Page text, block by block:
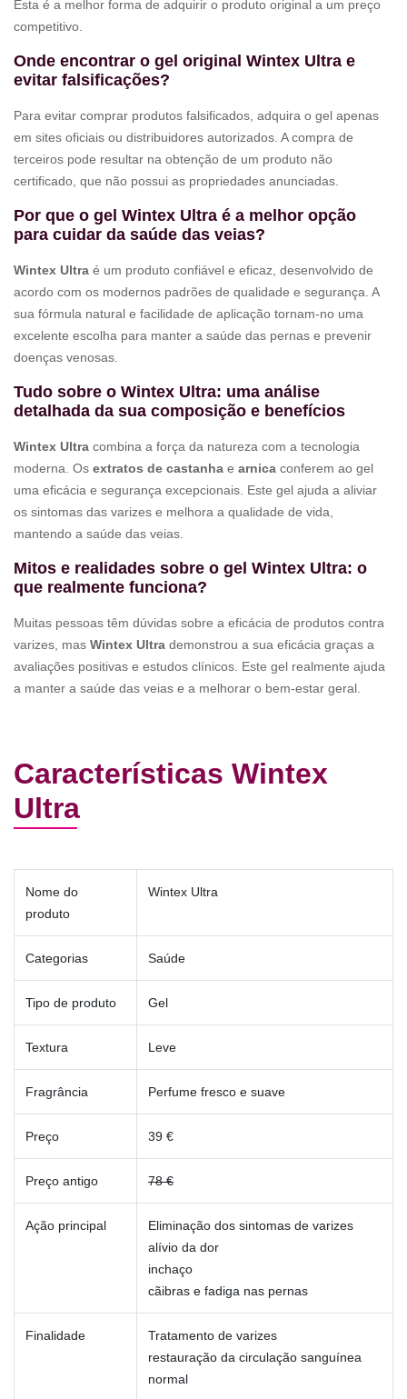
Esta é a melhor forma de adquirir o produto original a um preço
competitivo.
Onde encontrar o gel original Wintex Ultra e
evitar falsificações?
Para evitar comprar produtos falsificados, adquira o gel apenas
em sites oficiais ou distribuidores autorizados. A compra de
terceiros pode resultar na obtenção de um produto não
certificado, que não possui as propriedades anunciadas.
Por que o gel Wintex Ultra é a melhor opção
para cuidar da saúde das veias?
Wintex Ultra é um produto confiável e eficaz, desenvolvido de
acordo com os modernos padrões de qualidade e segurança. A
sua fórmula natural e facilidade de aplicação tornam-no uma
excelente escolha para manter a saúde das pernas e prevenir
doenças venosas.
Tudo sobre o Wintex Ultra: uma análise
detalhada da sua composição e benefícios
Wintex Ultra combina a força da natureza com a tecnologia
moderna. Os extratos de castanha e arnica conferem ao gel
uma eficácia e segurança excepcionais. Este gel ajuda a aliviar
os sintomas das varizes e melhora a qualidade de vida,
mantendo a saúde das veias.
Mitos e realidades sobre o gel Wintex Ultra: o
que realmente funciona?
Muitas pessoas têm dúvidas sobre a eficácia de produtos contra
varizes, mas Wintex Ultra demonstrou a sua eficácia graças a
avaliações positivas e estudos clínicos. Este gel realmente ajuda
a manter a saúde das veias e a melhorar o bem-estar geral.
Características Wintex
Ultra
Nome do
produto
Wintex Ultra
Categorias Saúde
Tipo de produto Gel
Textura Leve
Fragrância Perfume fresco e suave
Preço 39 €
Preço antigo 78 €
Ação principal
Eliminação dos sintomas de varizes
alívio da dor
inchaço
cãibras e fadiga nas pernas
Finalidade
Tratamento de varizes
restauração da circulação sanguínea
normal